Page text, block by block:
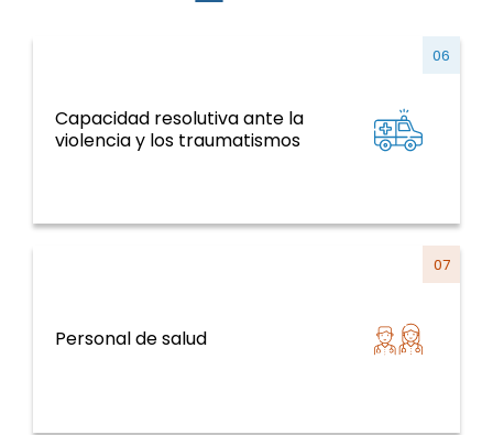
Capacidad resolutiva ante la
violencia y los traumatismos
06
ENT y factores de riesgo, salud mental,
violencia y traumatismo
Personal de salud
07
Sistemas y servicios de salud y curso de la